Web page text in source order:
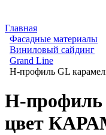
Главная
Фасадные материалы
Виниловый сайдинг
Grand Line
H-профиль GL
H-
цвет